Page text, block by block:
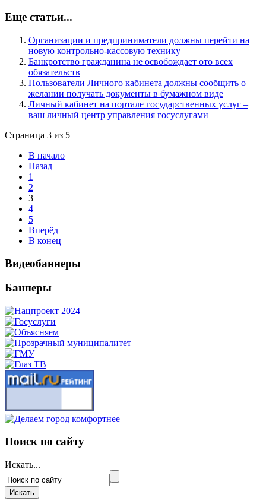
Еще статьи...
Организации и предприниматели должны перейти на
новую контрольно-кассовую технику
Банкротство гражданина не освобождает ото всех
обязательств
Пользователи Личного кабинета должны сообщить о
желании получать документы в бумажном виде
Личный кабинет на портале государственных услуг –
ваш личный центр управления госуслугами
Страница 3 из 5
В начало
Назад
1
2
3
4
5
Вперёд
В конец
Видеобаннеры
Баннеры
Поиск по сайту
Искать...